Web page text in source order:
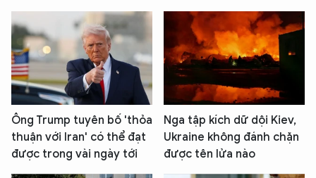
Ông Trump tuyên bố 'thỏa
thuận với Iran' có thể đạt
được trong vài ngày tới
Nga tập kích dữ dội Kiev,
Ukraine không đánh chặn
được tên lửa nào